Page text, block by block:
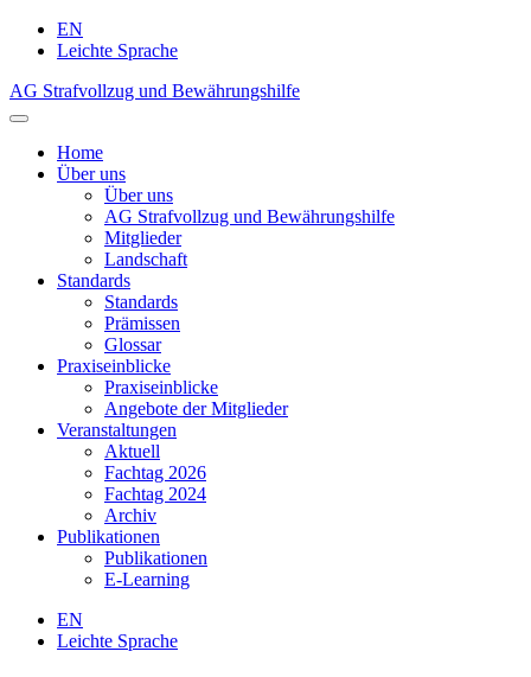
EN
Leichte Sprache
AG Strafvollzug und Bewährungshilfe
Home
Über uns
Über uns
AG Strafvollzug und Bewährungshilfe
Mitglieder
Landschaft
Standards
Standards
Prämissen
Glossar
Praxiseinblicke
Praxiseinblicke
Angebote der Mitglieder
Veranstaltungen
Aktuell
Fachtag 2026
Fachtag 2024
Archiv
Publikationen
Publikationen
E-Learning
EN
Leichte Sprache